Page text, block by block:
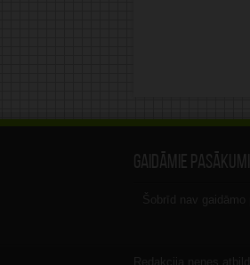
Gaidāmie pasākumi
Šobrīd nav gaidāmo
Redakcija nenes